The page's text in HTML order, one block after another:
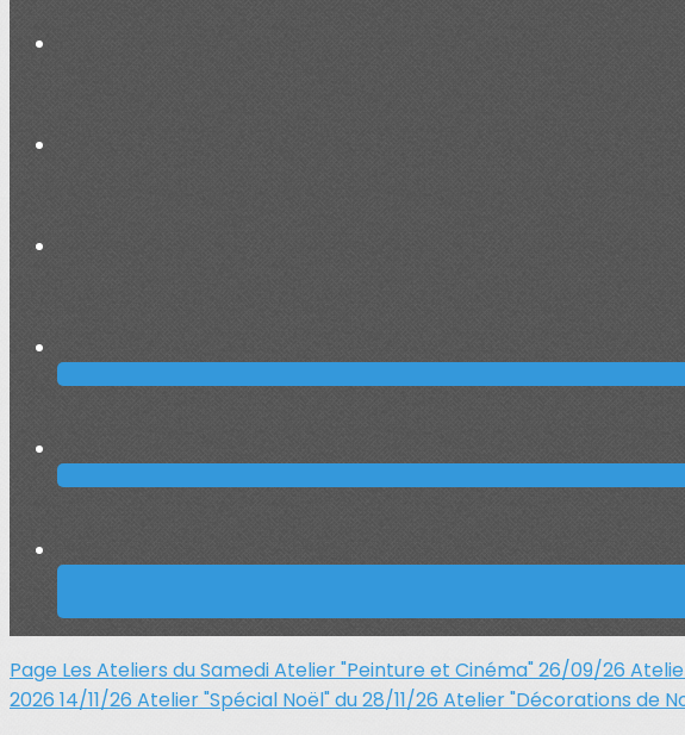
Page Les Ateliers du SamediAtelier "Peinture et Cinéma" 26/09/26
2026 14/11/26 Atelier "Spécial Noël" du 28/11/26 Atelier "Décorations de